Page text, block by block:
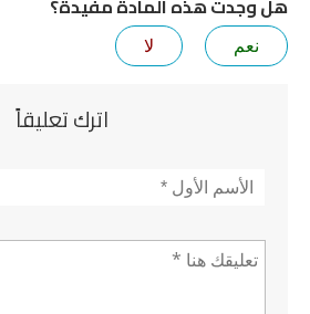
هل وجدت هذه المادة مفيدة؟
نعم لا
اترك تعليقاً
الأسم*
تعليق *